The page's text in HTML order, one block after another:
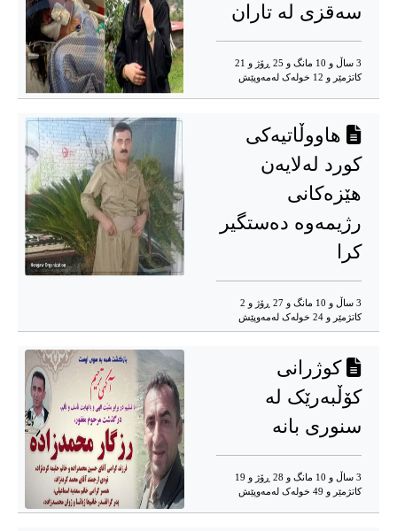
سەقزی لە تاران
3 ساڵ و 10 مانگ و 25 ڕۆژ و 21
کاتژمێر و 12 خوله‌ک له‌مه‌وپێش‌
هاووڵاتیەکی
کورد لەلایەن
هێزەکانی
رژیمەوە دەستگیر
کرا
3 ساڵ و 10 مانگ و 27 ڕۆژ و 2
کاتژمێر و 24 خوله‌ک له‌مه‌وپێش‌
کوژرانی
کۆڵبەرێک لە
سنوری بانە
3 ساڵ و 10 مانگ و 28 ڕۆژ و 19
کاتژمێر و 49 خوله‌ک له‌مه‌وپێش‌